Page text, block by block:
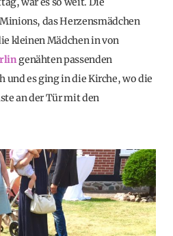
das Herzensmädchen
kleinen Mädchen in von
genähten passenden
es ging in die Kirche, wo die
an der Tür mit den